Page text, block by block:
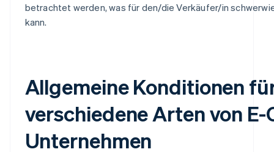
betrachtet werden, was für den/die Verkäufer/in
kann.
Allgemeine Konditionen
verschiedene Arten von
Unternehmen